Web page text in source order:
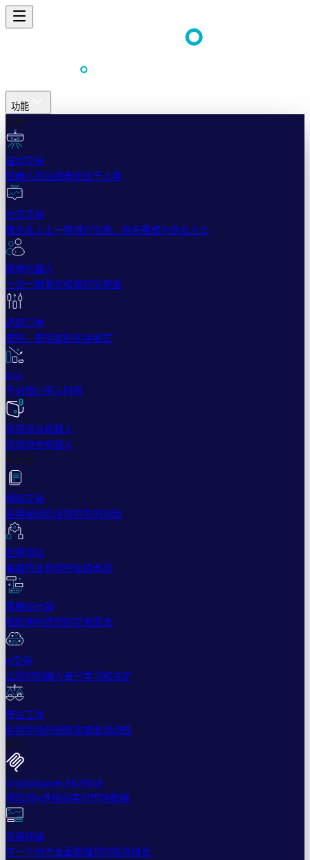
功能
简易
自动交易
机器人的业绩表现优于人类
社交交易
像专业人士一样进行交易，但无需成为专业人士
跟单机器人
一对一跟单有经验的交易者
追踪订单
更好、更简单的买卖家式
DCA
不必担心买入时机
投资组合机器人
投资组合机器人
专业版
模拟交易
获得经验而没有损失的风险
回溯测试
看看您会有何种业绩表现
策略设计器
轻松地创建您的交易算法
AI交易
让您的机器人自己学习和决定
专业工具
利用市场的低效率或低流动性
更多
Cryptohopper MCPNEW
将您的AI连接到实时市场数据
交易终端
在一个地方全面管理您的投资组合